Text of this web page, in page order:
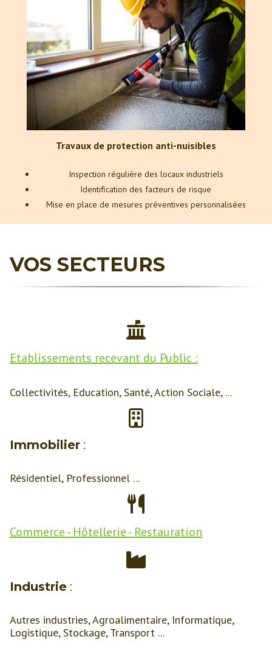
Travaux de protection anti-nuisibles
Inspection régulière des locaux industriels
Identification des facteurs de risque
Mise en place de mesures préventives personnalisées
VOS SECTEURS
Etablissements recevant du Public :
Collectivités, Education,Santé,Action Sociale, ...
Immobilier :
Résidentiel, Professionnel ...
Commerce - Hôtellerie - Restauration
Industrie :
Autres industries,Agroalimentaire, Informatique,
Logistique, Stockage, Transport ...